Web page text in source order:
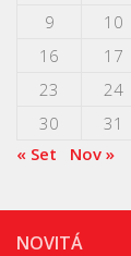
9
10
16
17
23
24
30
31
« Set
Nov »
NOVITÁ